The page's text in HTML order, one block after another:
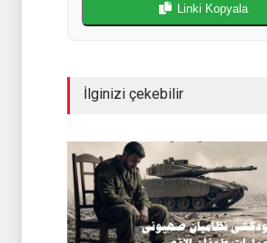
Linki Kopyala
İlginizi çekebilir